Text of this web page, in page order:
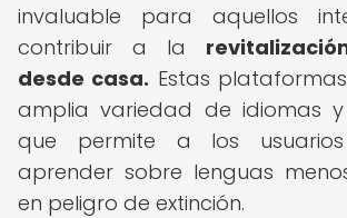
invaluable para aquellos
contribuir a la
desde casa. Estas
amplia variedad de idiomas
que permite a los
aprender sobre lenguas
en peligro de extinción.